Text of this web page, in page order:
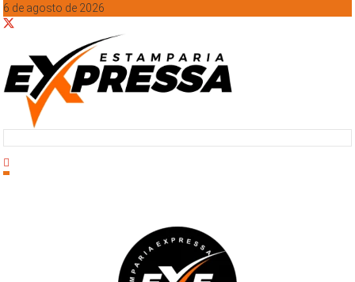
6 de agosto de 2026